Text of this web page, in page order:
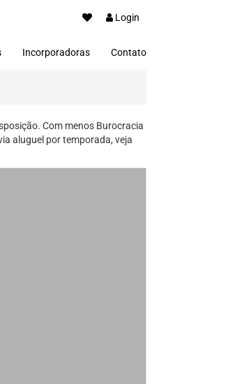
Login
Incorporadoras Contato
Com menos Burocracia
aluguel por temporada, veja